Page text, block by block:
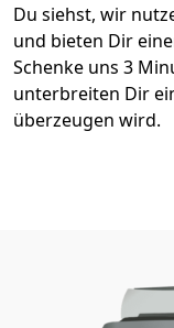
Du siehst, wir
und bieten Dir
Schenke uns 3
unterbreiten Dir
überzeugen wird.